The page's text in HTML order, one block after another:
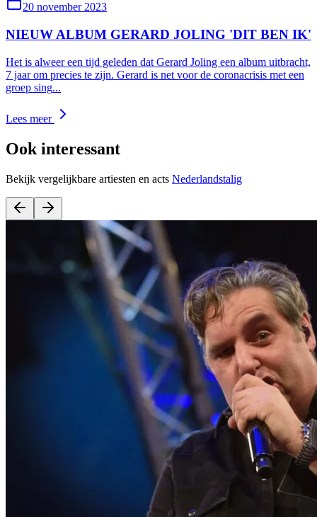
20 november 2023
NIEUW ALBUM GERARD JOLING 'DIT BEN IK'
Het is alweer een tijd geleden dat Gerard Joling een album uitbracht,
7 jaar om precies te zijn. Gerard is net voor de coronacrisis met een
groep sing...
Lees meer
Ook interessant
Bekijk vergelijkbare artiesten en acts Nederlandstalig